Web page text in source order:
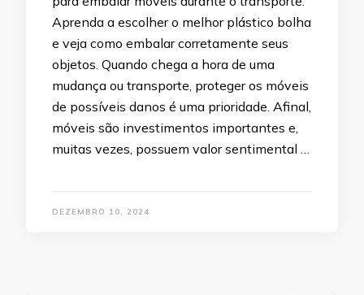
Aprenda a escolher o melhor plástico bolha
e veja como embalar corretamente seus
objetos. Quando chega a hora de uma
mudança ou transporte, proteger os móveis
de possíveis danos é uma prioridade. Afinal,
móveis são investimentos importantes e,
muitas vezes, possuem valor sentimental …
DEZEMBRO 10, 2024